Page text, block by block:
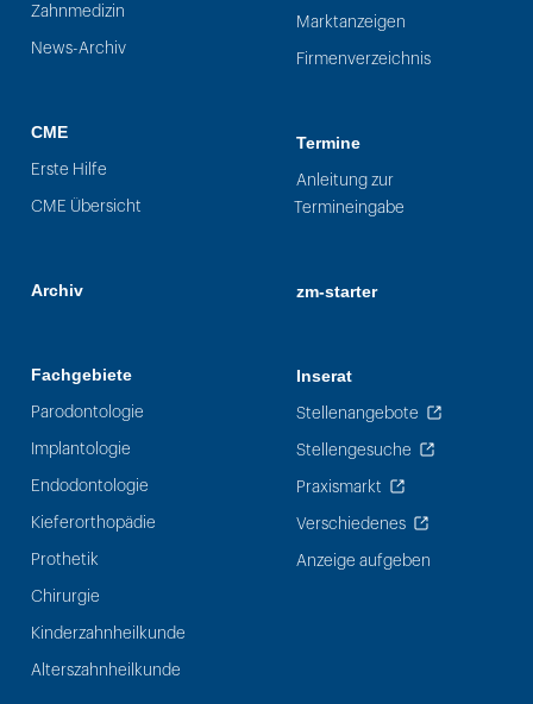
Zahnmedizin
News-Archiv
CME
Erste Hilfe
CME Übersicht
Archiv
Fachgebiete
Parodontologie
Implantologie
Endodontologie
Kieferorthopädie
Prothetik
Chirurgie
Kinderzahnheilkunde
Alterszahnheilkunde
Marktanzeigen
Firmenverzeichnis
Termine
Anleitung zur
Termineingabe
zm-starter
Inserat
Stellenangebote
Stellengesuche
Praxismarkt
Verschiedenes
Anzeige aufgeben